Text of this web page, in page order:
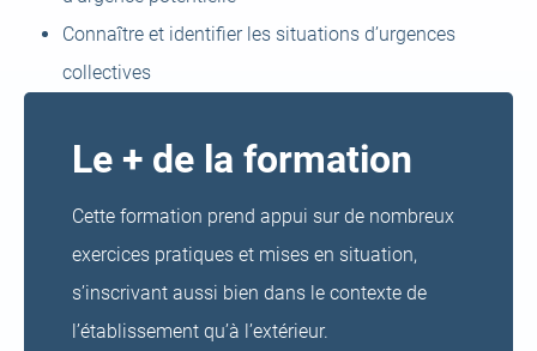
Connaître et identifier les situations d’urgences
collectives
Le + de la formation
Cette formation prend appui sur de nombreux
exercices pratiques et mises en situation,
s’inscrivant aussi bien dans le contexte de
l’établissement qu’à l’extérieur.